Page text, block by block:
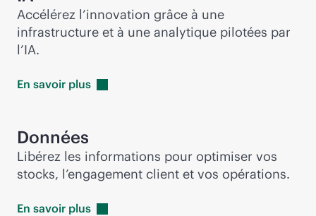
Accélérez l’innovation grâce à une
infrastructure et à une analytique pilotées par
l’IA.
En savoir plus
Données
Libérez les informations pour optimiser vos
stocks, l’engagement client et vos opérations.
En savoir plus